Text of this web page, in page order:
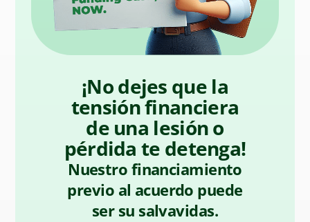
¡No dejes que la
tensión financiera
de una lesión o
pérdida te detenga!
Nuestro financiamiento
previo al acuerdo puede
ser su salvavidas.